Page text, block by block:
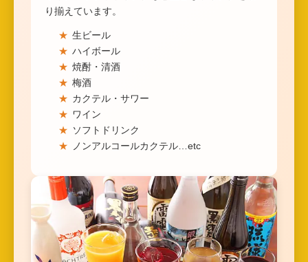
り揃えています。
生ビール
ハイボール
焼酎・清酒
梅酒
カクテル・サワー
ワイン
ソフトドリンク
ノンアルコールカクテル…etc